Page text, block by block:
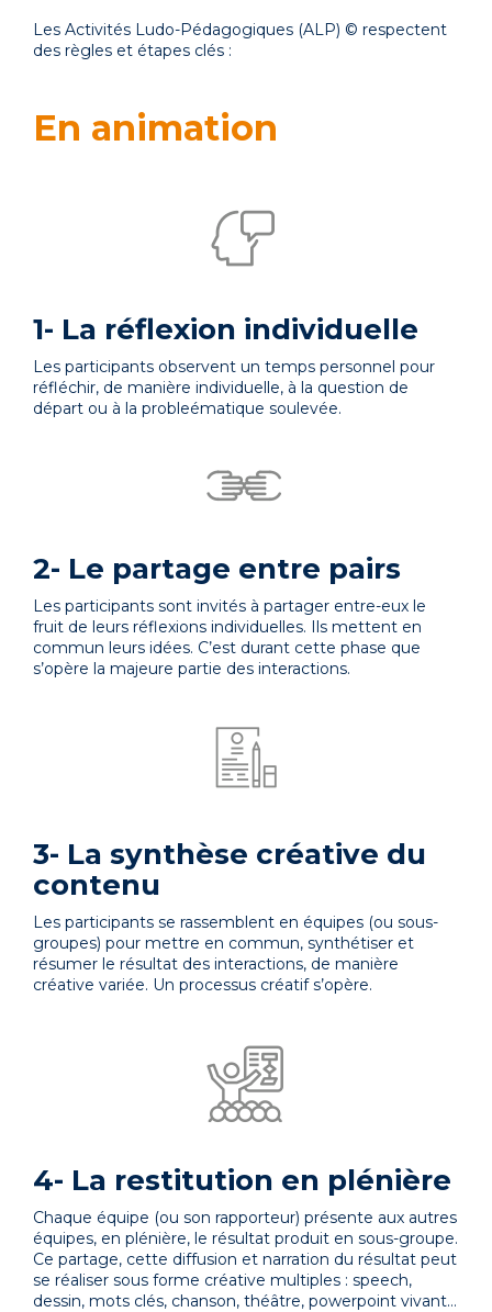
Les Activités Ludo-Pédagogiques (ALP) © respectent
des règles et étapes clés :
En animation
1- La réflexion individuelle
Les participants observent un temps personnel pour
réfléchir, de manière individuelle, à la question de
départ ou à la probleématique soulevée.
2- Le partage entre pairs
Les participants sont invités à partager entre-eux le
fruit de leurs réflexions individuelles. Ils mettent en
commun leurs idées. C’est durant cette phase que
s’opère la majeure partie des interactions.
3- La synthèse créative du
contenu
Les participants se rassemblent en équipes (ou sous-
groupes) pour mettre en commun, synthétiser et
résumer le résultat des interactions, de manière
créative variée. Un processus créatif s’opère.
4- La restitution en plénière
Chaque équipe (ou son rapporteur) présente aux autres
équipes, en plénière, le résultat produit en sous-groupe.
Ce partage, cette diffusion et narration du résultat peut
se réaliser sous forme créative multiples : speech,
dessin, mots clés, chanson, théâtre, powerpoint vivant…